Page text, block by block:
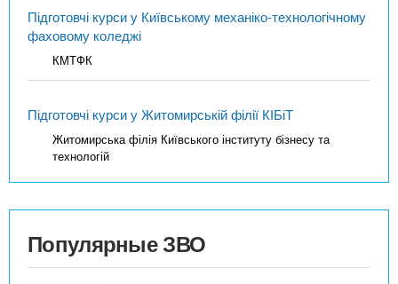
Підготовчі курси у Київському механіко-технологічному
фаховому коледжі
КМТФК
Підготовчі курси у Житомирській філії КІБіТ
Житомирська філія Київського інституту бізнесу та
технологій
Популярные ЗВО